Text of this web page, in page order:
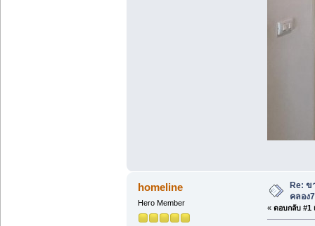
homeline
Hero Member
Re:
คลอง
« ตอบกลับ #1